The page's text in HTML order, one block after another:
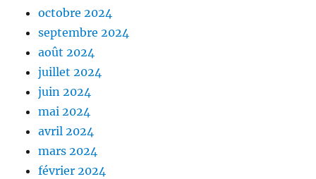
octobre 2024
septembre 2024
août 2024
juillet 2024
juin 2024
mai 2024
avril 2024
mars 2024
février 2024